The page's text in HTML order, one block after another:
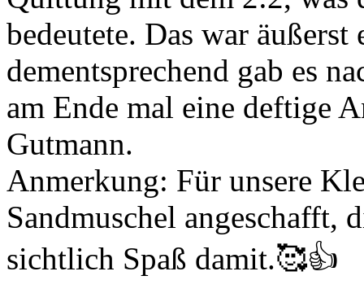
bedeutete. Das war äußerst
dementsprechend gab es
am Ende mal eine deftige
Gutmann.
Anmerkung: Für unsere
Sandmuschel angeschafft,
sichtlich Spaß damit.🥰👍